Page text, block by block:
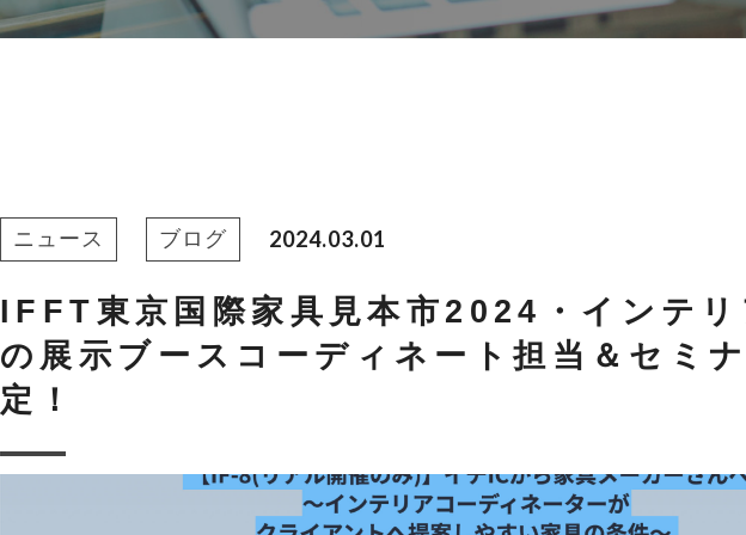
ニュース ブログ 2024.03.01
IFFT東京国際家具見本市2024・インテ
の展示ブースコーディネート担当＆セミ
定！